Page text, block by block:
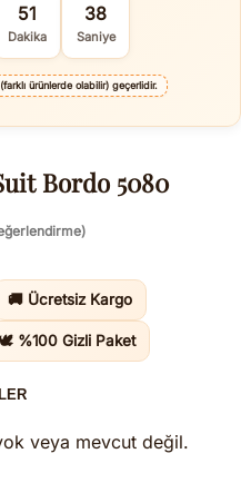
51
Dakika
38
Saniye
ürünlerde olabilir) geçerlidir.
Bordo 5080
🚚 Ücretsiz Kargo
%100 Gizli Paket
veya mevcut değil.